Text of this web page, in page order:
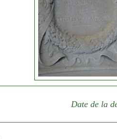
Date de la